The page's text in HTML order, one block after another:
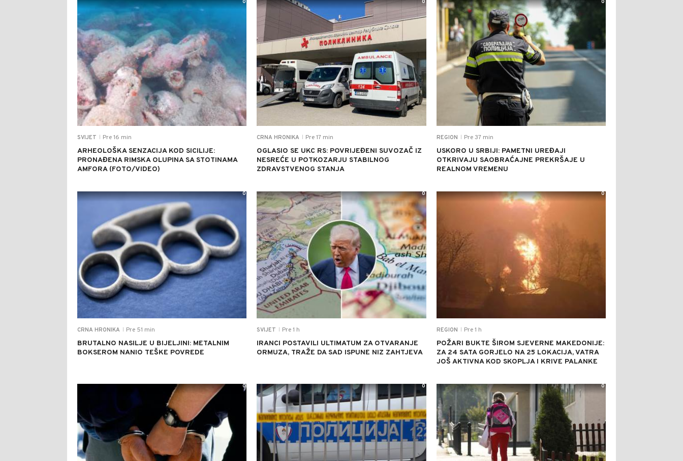
SVIJET Pre 16 min
ARHEOLOŠKA SENZACIJA KOD SICILIJE:
PRONAĐENA RIMSKA OLUPINA SA STOTINAMA
AMFORA (FOTO/VIDEO)
0
CRNA HRONIKA Pre 17 min
OGLASIO SE UKC RS: POVRIJEĐENI SUVOZAČ IZ
NESREĆE U POTKOZARJU STABILNOG
ZDRAVSTVENOG STANJA
0
REGION Pre 37 min
USKORO U SRBIJI: PAMETNI UREĐAJI
OTKRIVAJU SAOBRAĆAJNE PREKRŠAJE U
REALNOM VREMENU
0
CRNA HRONIKA Pre 51 min
BRUTALNO NASILJE U BIJELJINI: METALNIM
BOKSEROM NANIO TEŠKE POVREDE
0
SVIJET Pre 1 h
IRANCI POSTAVILI ULTIMATUM ZA OTVARANJE
ORMUZA, TRAŽE DA SAD ISPUNE NIZ ZAHTJEVA
0
REGION Pre 1 h
POŽARI BUKTE ŠIROM SJEVERNE MAKEDONIJE:
ZA 24 SATA GORJELO NA 25 LOKACIJA, VATRA
JOŠ AKTIVNA KOD SKOPLJA I KRIVE PALANKE
0
0 0 0